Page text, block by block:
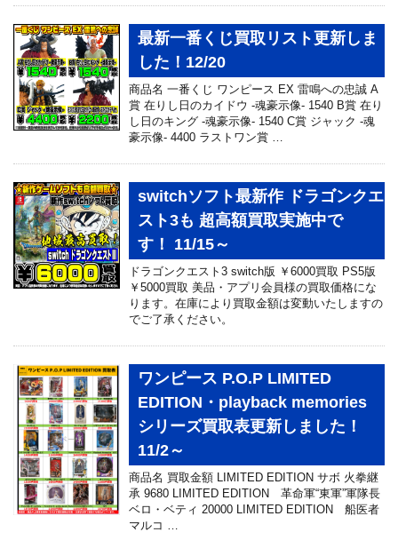
最新一番くじ買取リスト更新しま
した！12/20
商品名 一番くじ ワンピース EX 雷鳴への忠誠 A
賞 在りし日のカイドウ -魂豪示像- 1540 B賞 在り
し日のキング -魂豪示像- 1540 C賞 ジャック -魂
豪示像- 4400 ラストワン賞 …
switchソフト最新作 ドラゴンクエ
スト3も 超高額買取実施中で
す！ 11/15～
ドラゴンクエスト3 switch版 ￥6000買取 PS5版
￥5000買取 美品・アプリ会員様の買取価格にな
ります。在庫により買取金額は変動いたしますの
でご了承ください。
ワンピース P.O.P LIMITED
EDITION・playback memories
シリーズ買取表更新しました！
11/2～
商品名 買取金額 LIMITED EDITION サボ 火拳継
承 9680 LIMITED EDITION 革命軍“東軍”軍隊長
ベロ・ベティ 20000 LIMITED EDITION 船医者
マルコ …